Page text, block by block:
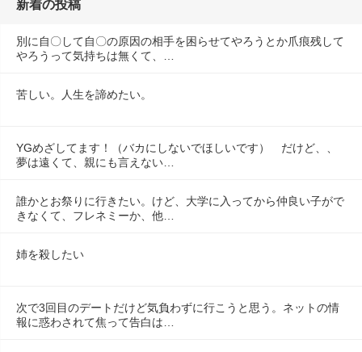
新着の投稿
別に自〇して自〇の原因の相手を困らせてやろうとか爪痕残して
やろうって気持ちは無くて、…
苦しい。人生を諦めたい。
YGめざしてます！（バカにしないでほしいです）　だけど、、
夢は遠くて、親にも言えない…
誰かとお祭りに行きたい。けど、大学に入ってから仲良い子がで
きなくて、フレネミーか、他…
姉を殺したい
次で3回目のデートだけど気負わずに行こうと思う。ネットの情
報に惑わされて焦って告白は…